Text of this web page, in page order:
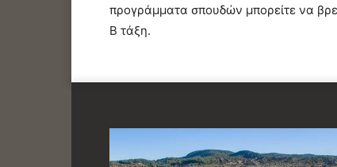
προγράμματα σπουδών μπορείτε να
Β τάξη.